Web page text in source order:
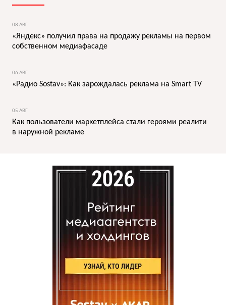
08 АВГ
«Яндекс» получил права на продажу рекламы на первом
собственном медиафасаде
06 АВГ
«Радио Sostav»: Как зарождалась реклама на Smart TV
05 АВГ
Как пользователи маркетплейса стали героями реалити
в наружной рекламе